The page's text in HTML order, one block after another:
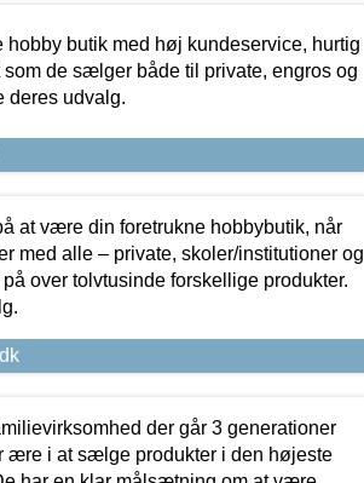
hobby butik med høj kundeservice, hurtig
som de sælger både til private, engros og
deres udvalg.
at være din foretrukne hobbybutik, når
med alle – private, skoler/institutioner og
over tolvtusinde forskellige produkter.
der går 3 generationer
ære i at sælge produkter i den højeste